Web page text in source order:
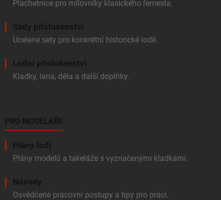
Plachetnice pro milovníky klasického řemesla.
Sady příslušenství
Ucelené sety pro konkrétní historické lodě.
Lodní příslušenství
Kladky, lana, děla a další doplňky.
PRO MODELÁŘE
Plány lodí
Plány modelů a takeláže s vyznačenými kladkami.
Návody
Osvědčené pracovní postupy a tipy pro práci.